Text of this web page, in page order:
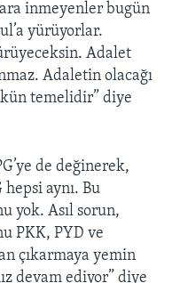
inmeyenler bugün
yürüyorlar.
Adalet
Adaletin olacağı
temelidir” diye
de değinerek,
aynı. Bu
yok. Asıl sorun,
PKK, PYD ve
çıkarmaya yemin
devam ediyor” diye